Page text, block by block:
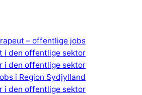
– offentlige jobs
i den offentlige sektor
i den offentlige sektor
i Region Sydjylland
i den offentlige sektor